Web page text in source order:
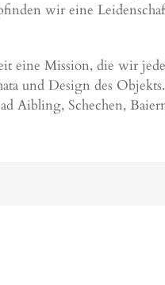
wir eine
eine Mission, die wir
und Design des
Aibling, Schechen,